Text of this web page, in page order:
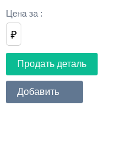
Цена за :
₽
Продать деталь
Добавить